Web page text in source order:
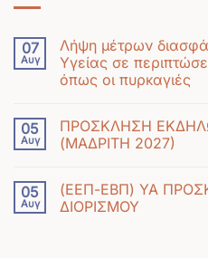
07
Αυγ
Λήψη μέτρων
Υγείας σε
όπως οι πυρκαγιές
υπάρχουν
σχόλια
στο
μέτρων
διασφάλισης
05
Αυγ
ΠΡΟΣΚΛΗΣΗ
(ΜΑΔΡΙΤΗ 2027)
υπάρχουν
σχόλια
στο
05
Αυγ
(ΕΕΠ-ΕΒΠ) ΥΑ
ΔΙΟΡΙΣΜΟΥ